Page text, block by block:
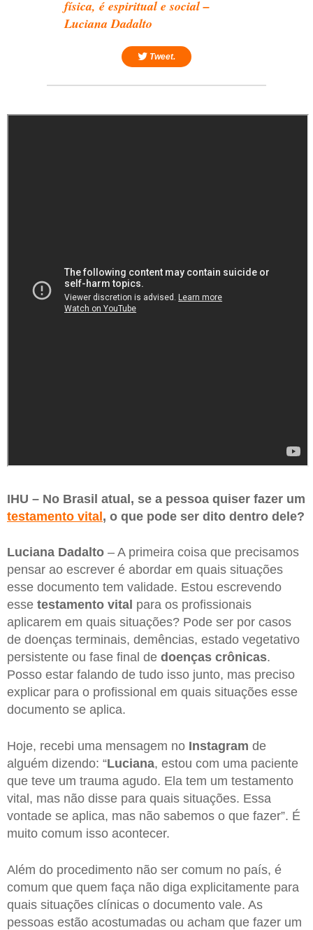
física, é espiritual e social –
Luciana Dadalto
Tweet.
IHU – No Brasil atual, se a pessoa quiser fazer um
testamento vital, o que pode ser dito dentro dele?
Luciana Dadalto – A primeira coisa que precisamos
pensar ao escrever é abordar em quais situações
esse documento tem validade. Estou escrevendo
esse testamento vital para os profissionais
aplicarem em quais situações? Pode ser por casos
de doenças terminais, demências, estado vegetativo
persistente ou fase final de doenças crônicas.
Posso estar falando de tudo isso junto, mas preciso
explicar para o profissional em quais situações esse
documento se aplica.
Hoje, recebi uma mensagem no Instagram de
alguém dizendo: “Luciana, estou com uma paciente
que teve um trauma agudo. Ela tem um testamento
vital, mas não disse para quais situações. Essa
vontade se aplica, mas não sabemos o que fazer”. É
muito comum isso acontecer.
Além do procedimento não ser comum no país, é
comum que quem faça não diga explicitamente para
quais situações clínicas o documento vale. As
pessoas estão acostumadas ou acham que fazer um